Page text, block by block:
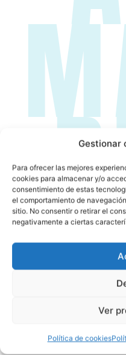
Gestionar
Para ofrecer las mejores
cookies para almacenar y/o
consentimiento de estas
el comportamiento de
sitio. No consentir o retirar el
negativamente a ciertas
Ver
Política de cookies